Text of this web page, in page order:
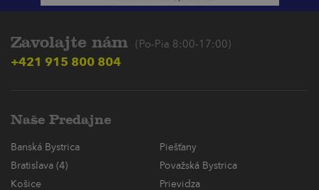
Zavolajte nám (Po-Pia 8:00-17:00)
+421 915 800 804
Naše Predajne
Banská Bystrica
Piešťany
Bratislava (4)
Považská Bystrica
Košice
Prievidza